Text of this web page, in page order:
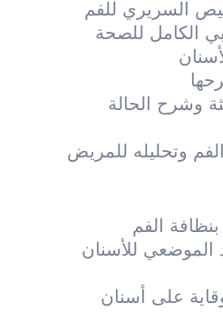
السريري للفم
الكامل للصحة
وشرح الحالة
وتحليله للمريض
بنظافة الفم
الموضعي للأسنان
على أسنان